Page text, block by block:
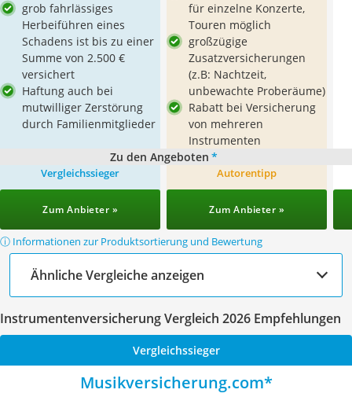
grob fahrlässiges
Herbeiführen eines
Schadens ist bis zu einer
Summe von 2.500 €
versichert
Haftung auch bei
mutwilliger Zerstörung
durch Familienmitglieder
für einzelne Konzerte,
Touren möglich
großzügige
Zusatzversicherungen
(z.B: Nachtzeit,
unbewachte Proberäume)
Rabatt bei Versicherung
von mehreren
Instrumenten
Zu den Angeboten *
Vergleichssieger
Zum Anbieter »
Autorentipp
Zum Anbieter »
ⓘ Informationen zur Produktsortierung und Bewertung
Ähnliche Vergleiche anzeigen
Instrumentenversicherung Vergleich 2026 Empfehlungen
Vergleichssieger
Musikversicherung.com